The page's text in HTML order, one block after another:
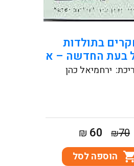
קראו עוד
בתולדות
בעת החדשה – א
ירחמיאל כהן
₪70
המחיר
המקורי
היה:
₪60
המחיר
הנוכחי
הוא:
הוספה לסל